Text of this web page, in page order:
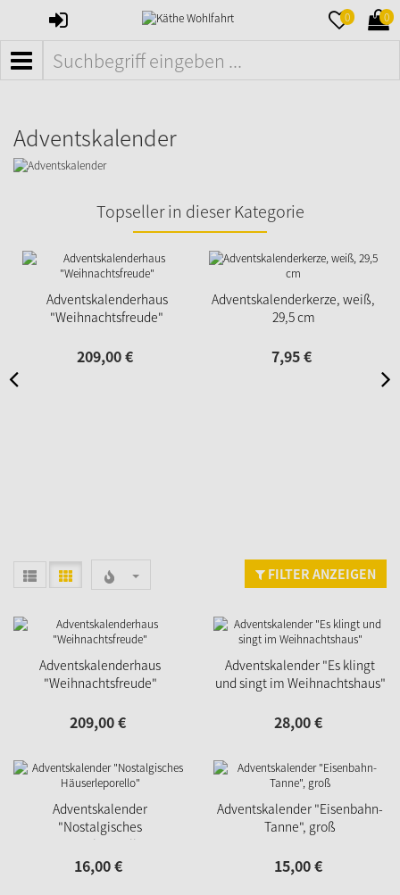
ANMELDEN 0 0
MENÜ
Adventskalender
Topseller in dieser Kategorie
Adventskalenderhaus
"Weihnachtsfreude"
209,00€
Adventskalenderkerze, weiß,
29,5 cm
7,95€
FILTER ANZEIGEN
Adventskalenderhaus
"Weihnachtsfreude"
209,00€
Adventskalender "Es klingt
und singt im Weihnachtshaus"
28,00€
Adventskalender
"Nostalgisches
Häuserleporello"
16,00€
Adventskalender "Eisenbahn-
Tanne", groß
15,00€